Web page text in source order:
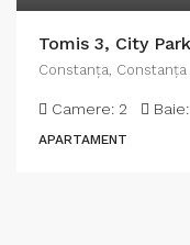
Constanţa, Constanța
Camere: 2 Baie:
APARTAMENT